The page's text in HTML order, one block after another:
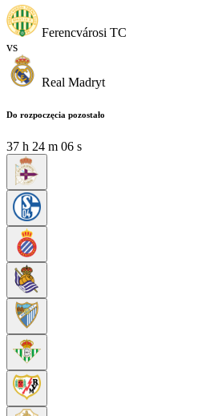
Ferencvárosi TC
vs
Real Madryt
Do rozpoczęcia pozostało
37 h 24 m 05 s